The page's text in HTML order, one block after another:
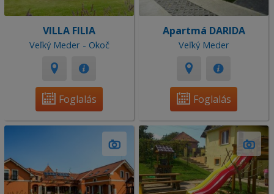
VILLA FILIA
Veľký Meder - Okoč
Foglalás
Apartmá DARIDA
Veľký Meder
Foglalás